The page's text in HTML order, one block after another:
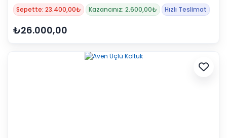
Sepette: 23.400,00₺ Kazancınız: 2.600,00₺ Hızlı Teslimat
₺26.000,00